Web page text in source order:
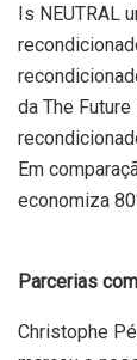
Is NEUTRAL
da The
Em
economiza
Parcerias
Christophe